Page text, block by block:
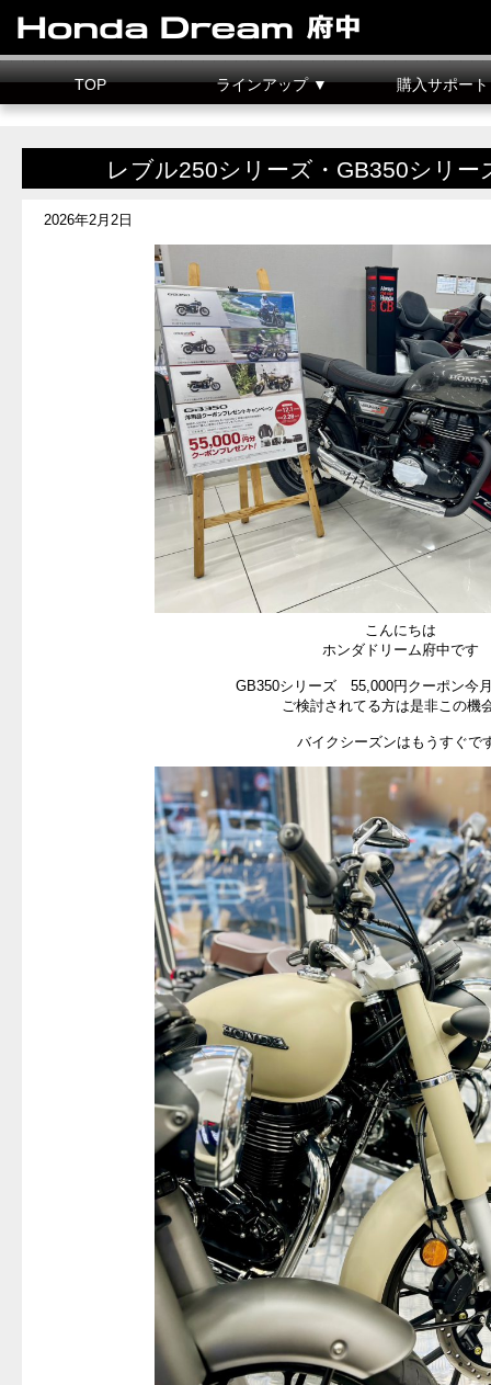
TOP ラインアップ ▼ 購入サポー
レブル250シリーズ・GB350シリー
2026年2月2日
こんにちは
ホンダドリーム府中です
GB350シリーズ 55,000円クーポン今
ご検討されてる方は是非この機
バイクシーズンはもうすぐで